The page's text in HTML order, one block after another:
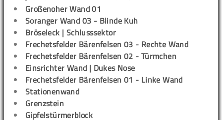
Großenoher Wand 01
Soranger Wand 03 - Blinde Kuh
Bröseleck | Schlusssektor
Frechetsfelder Bärenfelsen 03 - Rechte Wand
Frechetsfelder Bärenfelsen 02 - Türmchen
Einsrichter Wand | Dukes Nose
Frechetsfelder Bärenfelsen 01 - Linke Wand
Stationenwand
Grenzstein
Gipfelstürmerblock